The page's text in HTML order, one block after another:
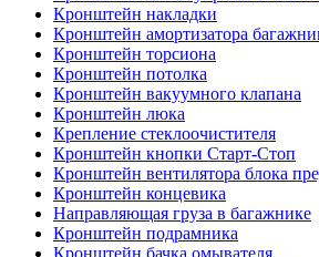
Кронштейн накладки
Кронштейн амортизатора
Кронштейн торсиона
Кронштейн потолка
Кронштейн вакуумного клапана
Кронштейн люка
Крепление стеклоочистителя
Кронштейн кнопки Старт-Стоп
Кронштейн вентилятора блока
Кронштейн концевика
Направляющая груза в багажнике
Кронштейн подрамника
Кронштейн бачка омывателя